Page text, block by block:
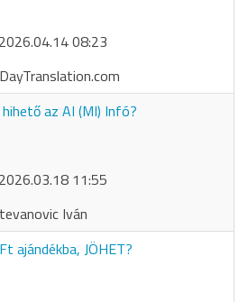
2026.04.14 08:23
az AI (MI) Infó?
2026.03.18 11:55
Iván
ajándékba, JÖHET?